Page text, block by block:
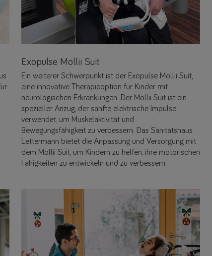
Exopulse Mollii Suit
Ein weiterer Schwerpunkt ist der Exopulse Mollii Suit,
eine innovative Therapieoption für Kinder mit
neurologischen Erkrankungen. Der Mollii Suit ist ein
spezieller Anzug, der sanfte elektrische Impulse
verwendet, um Muskelaktivität und
Bewegungsfähigkeit zu verbessern. Das Sanitätshaus
Lettermann bietet die Anpassung und Versorgung mit
dem Mollii Suit, um Kindern zu helfen, ihre motorischen
Fähigkeiten zu entwickeln und zu verbessern.